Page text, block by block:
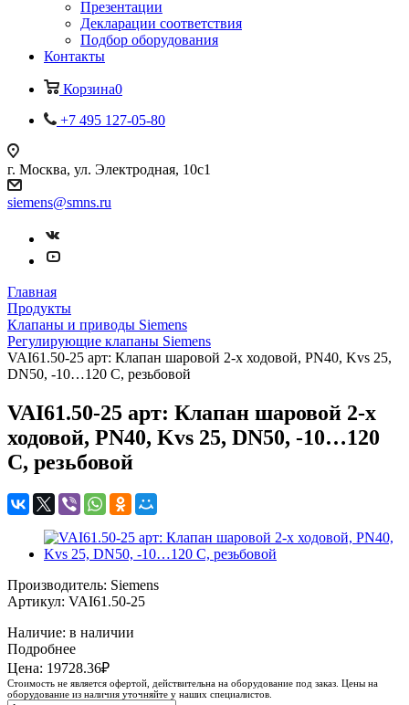
Презентации
Декларации соответствия
Подбор оборудования
Контакты
Корзина0
+7 495 127-05-80
г. Москва, ул. Электродная, 10с1
siemens@smns.ru
Главная
Продукты
Клапаны и приводы Siemens
Регулирующие клапаны Siemens
VAI61.50-25 арт: Клапан шаровой 2-х ходовой, PN40, Kvs 25,
DN50, -10…120 C, резьбовой
VAI61.50-25 арт: Клапан шаровой 2-х
ходовой, PN40, Kvs 25, DN50, -10…120
C, резьбовой
Производитель: Siemens
Артикул: VAI61.50-25
Наличие: в наличии
Подробнее
Цена: 19728.36₽
Стоимость не является офертой, действительна на оборудование под заказ. Цены на
оборудование из наличия уточняйте у наших специалистов.